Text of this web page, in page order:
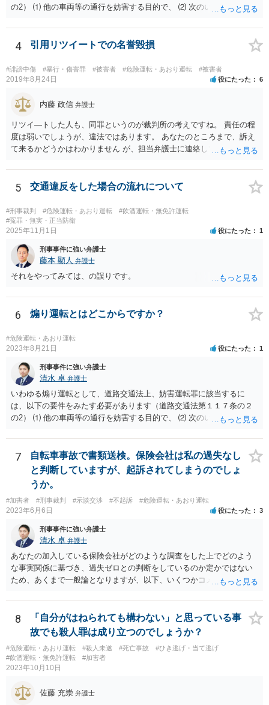
の2） ⑴ 他の車両等の通行を妨害する目的で、 ⑵ 次のいずれかに掲
させるおそれのある方法によるものをした者 ①通行区分違反（対向車
線にはみ出す） ②急ブレーキの禁止違反 ③車間距離不保持等 ④進路
変更禁止違反 ⑤追越し方法違反（危険な追い越し） ⑥減光等義務違反
（執ようなパッシング） ⑦警音器使用制限違反 ⑧安全運転義務違反
（幅寄せや蛇行運転） ⑨高速道路での低速走行（最低速度違反） ⑩高
への該当を心配なされているのではないかと推察致します。 ご投稿
内容からは「前方の車との車間距離が近くなって暫く走行してしまい
ました。」の「暫く」がどの程度の走行時間•距離なのかが定かではあ
りませんが、「他の車両等の通行を妨害する目的」まで認定できるか
疑義があるところです。 また、走行中における一時点で撮影された
るところです。 仮に警察に相談された場合でも、必ずしも立件まで
留まる可能性もあるように思われます。 もし、刑事責任を問われそ
うな話に発展しそうになったら、お住まいの地域等の弁護士に直接相
談なされればよろしいかと思います。
4 引用リツイートでの名誉毀損
#誹謗中傷 #暴行・傷害罪 #被害者 #危険運転・あおり運転 #被害者
2019年8月24日 役にたった 6
内藤 政信 弁護士
リツイ―トした人も、同罪というのが裁判所の考えですね。 責任の程
度は弱いでしょうが、違法ではあります。 あなたのところまで、訴え
て来るかどうかはわかりません が、担当弁護士に連絡して、謝罪して
5 交通違反をした場合の流れについて
#刑事裁判 #危険運転・あおり運転
#飲酒運転・無免許運転
#冤罪・無実・正当防衛
2025年11月1日 役にたった 1
刑事事件に強い弁護士
藤本 顯人 弁護士
それをやってみては、の誤りです。
6 煽り運転とはどこからですか？
#危険運転・あおり運転
2023年8月21日 役にたった 1
刑事事件に強い弁護士
清水 卓 弁護士
いわゆる煽り運転として、道路交通法上、妨害運転罪に該当するに
は、以下の要件をみたす必要があります（道路交通法第１１７条の２
の2） ⑴ 他の車両等の通行を妨害する目的で、 ⑵ 次のいずれかに掲
させるおそれのある方法によるものをした者 ①通行区分違反（対向車
線にはみ出す） ②急ブレーキの禁止違反 ③車間距離不保持等 ④進路
変更禁止違反 ⑤追越し方法違反（危険な追い越し） ⑥減光等義務違反
（執ようなパッシング） ⑦警音器使用制限違反 ⑧安全運転義務違反
（幅寄せや蛇行運転） ⑨高速道路での低速走行（最低速度違反） ⑩高
速道路での駐停車違反 ＞たとえば、トラブルになった相手を車で追い
かけた場合これは煽り運転にはいりますか？ → ケースによるかと思い
ますが、例えば、カッとなり、腹いせに上記の①〜⑩に該当する危険
な運転をすると、妨害運転罪に問われるおそれがあります。 なお、
相手車両の車種やナンバー等を把握し、警察等に通報する目的で相手
車両を追跡すること等の場合もあるかもしれませんが、無理をすると
妨害運転罪や他の道交法違反に問われたり、事故を起こしたりしてし
まう可能性もありますので、無茶な私的追跡は控えるべきでしょう。
7
自転車事故で書類送検。保険会社は私の過失なし
と判断していますが、起訴されてしまうのでしょ
うか。
#加害者 #刑事裁判 #示談交渉 #不起訴 #危険運転・あおり運転
2023年6月6日 役にたった 3
刑事事件に強い弁護士
清水 卓 弁護士
あなたの加入している保険会社がどのような調査をした上でどのよう
な事実関係に基づき、過失ゼロとの判断をしているのか定かではない
ため、あくまで一般論となりますが、以下、いくつかコメントしま
ではありません。 保険会社の見解が捜査機関側から見ても妥当なので
あれば、保険会社側が支払をしていない状況でも不起訴となることは
あり得ます •ただし、保険会社側の認識は、必ずしも捜査機関側の捜査
結果に基づく認識と一致しないことがあり得ます。検察側が不起訴判
断をする上で示談成立や被害賠償を重視しているようであれば、捜査
機関側の意向を伝える等して、保険会社に再考を求める必要が出てく
では、あなたの方に重過失があると考えていたことになるため、検察
段階でも同様の認識なのかは注意を払っておく必要があるかと思いま
8
「自分がはねられても構わない」と思っている事
故でも殺人罪は成り立つのでしょうか？
#危険運転・あおり運転 #殺人未遂 #死亡事故
#ひき逃げ・当て逃げ
#飲酒運転・無免許運転
#加害者
2023年10月10日
佐藤 充崇 弁護士